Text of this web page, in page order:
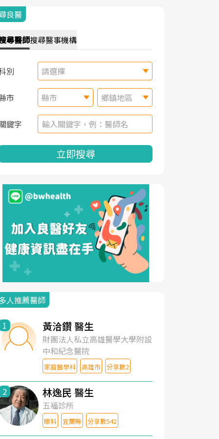
良醫
尋醫師搜尋醫事機構
別 請選擇
市 縣市 鄉鎮地區
鍵字
立即搜尋
人推薦醫師
1 黃洽鑽 醫生
財團法人私立高雄醫學大學附設
中和紀念醫院
家庭醫學科 高雄市 分享數2
2 林逸民 醫生
五福診所
眼科 宜蘭縣 分享數542